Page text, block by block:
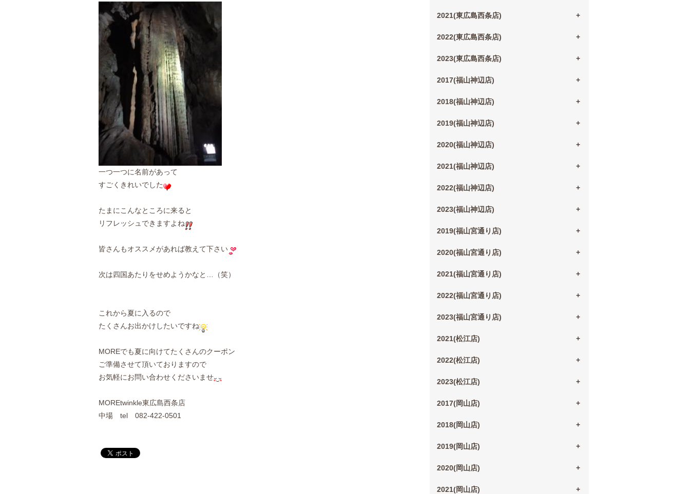
一つ一つに名前があって
すごくきれいでした
たまにこんなところに来ると
リフレッシュできますよね
皆さんもオススメがあれば教えて下さい
次は四国あたりをせめようかなと…（笑）
これから夏に入るので
たくさんお出かけしたいですね
MOREでも夏に向けてたくさんのクーポン
ご準備させて頂いておりますので
お気軽にお問い合わせくださいませ
MOREtwinkle東広島西条店
中場 tel 082-422-0501
2021(東広島西条店)
2022(東広島西条店)
2023(東広島西条店)
2017(福山神辺店)
2018(福山神辺店)
2019(福山神辺店)
2020(福山神辺店)
2021(福山神辺店)
2022(福山神辺店)
2023(福山神辺店)
2019(福山宮通り店)
2020(福山宮通り店)
2021(福山宮通り店)
2022(福山宮通り店)
2023(福山宮通り店)
2021(松江店)
2022(松江店)
2023(松江店)
2017(岡山店)
2018(岡山店)
2019(岡山店)
2020(岡山店)
2021(岡山店)